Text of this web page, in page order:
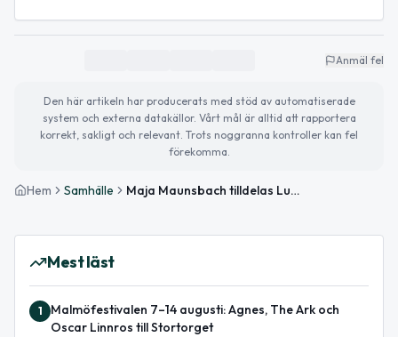
Anmäl fel
Den här artikeln har producerats med stöd av automatiserade
system och externa datakällor. Vårt mål är alltid att rapportera
korrekt, sakligt och relevant. Trots noggranna kontroller kan fel
förekomma.
Hem Samhälle Maja Maunsbach tilldelas Lundapokalen 2025 – årets idrottsstipendier utdelade
Mest läst
1
Malmöfestivalen 7–14 augusti: Agnes, The Ark och
Oscar Linnros till Stortorget